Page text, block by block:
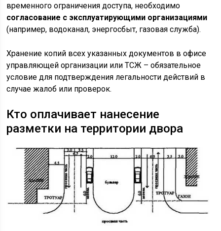
временного ограничения доступа, необходимо
согласование с эксплуатирующими организациями
(например, водоканал, энергосбыт, газовая служба).
Хранение копий всех указанных документов в офисе
управляющей организации или ТСЖ – обязательное
условие для подтверждения легальности действий в
случае жалоб или проверок.
Кто оплачивает нанесение
разметки на территории двора